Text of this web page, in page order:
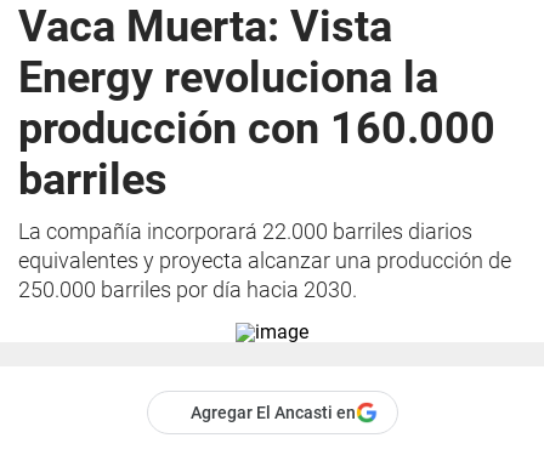
Vaca Muerta: Vista
Energy revoluciona la
producción con 160.000
barriles
La compañía incorporará 22.000 barriles diarios
equivalentes y proyecta alcanzar una producción de
250.000 barriles por día hacia 2030.
Agregar El Ancasti en